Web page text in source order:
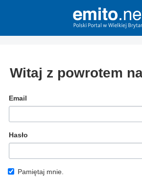
Witaj z powrotem
Email
Hasło
Pamiętaj mnie.